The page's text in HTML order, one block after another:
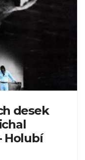
desek
Holubí